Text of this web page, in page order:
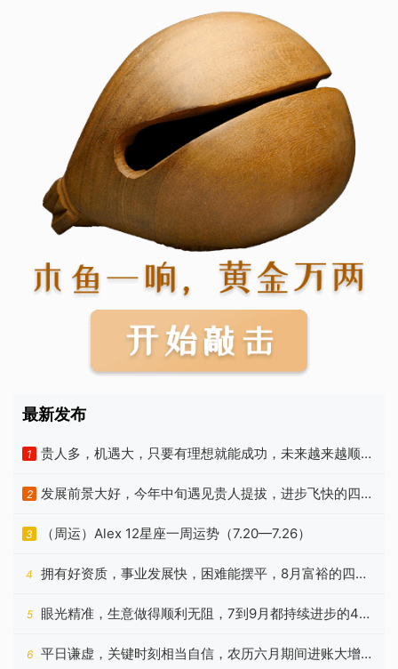
最新发布
1
贵人多，机遇大，只要有理想就能成功，未来越来越顺的
4个星座
2
发展前景大好，今年中旬遇见贵人提拔，进步飞快的四种
星座
3 （周运）Alex 12星座一周运势（7.20—7.26）
4
拥有好资质，事业发展快，困难能摆平，8月富裕的四种
生肖
5
眼光精准，生意做得顺利无阻，7到9月都持续进步的4个
生肖
6
平日谦虚，关键时刻相当自信，农历六月期间进账大增的